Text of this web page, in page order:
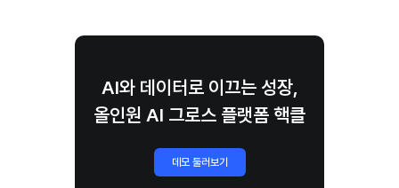
AI와 데이터로 이끄는 성장,
올인원 AI 그로스 플랫폼 핵클
데모 둘러보기